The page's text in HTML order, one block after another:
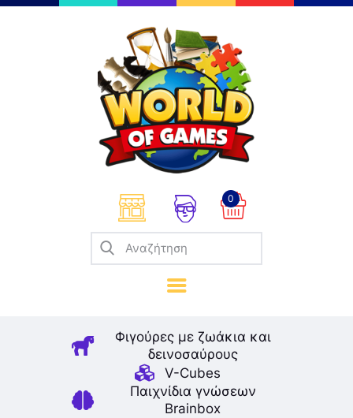
0
Φιγούρες με ζωάκια και
δεινοσαύρους
V-Cubes
Παιχνίδια γνώσεων
Brainbox
Επιτραπέζια
Παζλ
Παιχνίδια Καρτών
Σπαζοκεφαλιές
Κατασκευές
Καλλιτεχνικά
Μοντελισμός
Βιβλία
Παιχνίδια Ρόλων